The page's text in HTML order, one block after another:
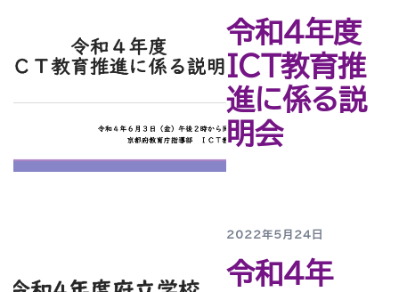
令和４年度
ICT教育推
進に係る説
明会
2022年5月24日
令和4年